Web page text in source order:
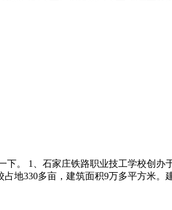
。 1、石家庄铁路职业技工学校创办
地330多亩，建筑面积9万多平方米。